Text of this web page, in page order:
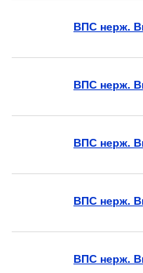
ВПС нерж.
ВПС нерж.
ВПС нерж.
ВПС нерж.
ВПС нерж.